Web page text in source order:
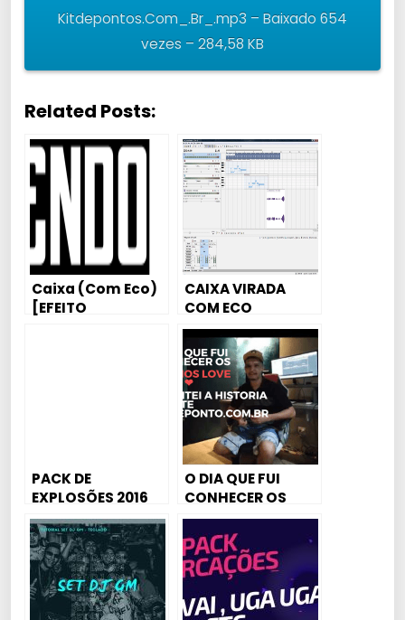
Kitdepontos.Com_.Br_.mp3 – Baixado 654
vezes – 284,58 KB
Related Posts:
Caixa (Com Eco)
[EFEITO
CAIXA VIRADA
COM ECO
PACK DE
EXPLOSÕES 2016
O DIA QUE FUI
CONHECER OS
STUDIOS LOVE
FUNK ❤️ , E CONTEI
A HISTORIA DO
SITE
KITDEPONTOS.CO
M.BR